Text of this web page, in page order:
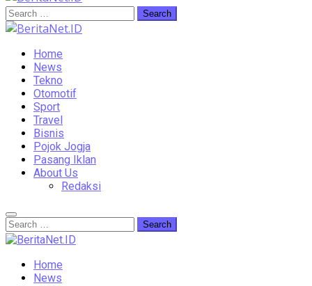
Home
News
Tekno
Otomotif
Sport
Travel
Bisnis
Pojok Jogja
Pasang Iklan
About Us
Redaksi
Home
News